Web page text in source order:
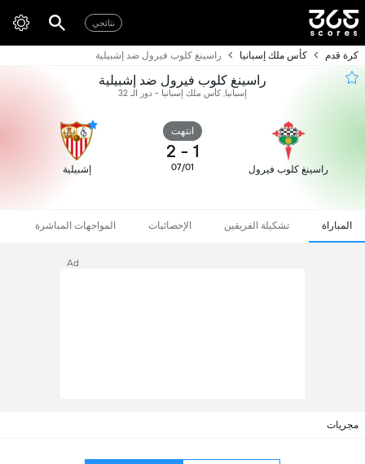
نتائجي
كرة قدم كأس ملك إسبانيا راسينغ كلوب فيرول ضد إشبيلية
راسينغ كلوب فيرول ضد إشبيلية
إسبانيا, كأس ملك إسبانيا - دور الـ 32
راسينغ كلوب فيرول
انتهت
1
-
2
07/01 إشبيلية
المباراة تشكيلة الفريقين الإحصائيات المواجهات المباشرة
Ad
مجريات